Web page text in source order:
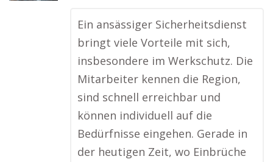
Ein ansässiger Sicherheitsdienst
bringt viele Vorteile mit sich,
insbesondere im Werkschutz. Die
Mitarbeiter kennen die Region,
sind schnell erreichbar und
können individuell auf die
Bedürfnisse eingehen. Gerade in
der heutigen Zeit, wo Einbrüche